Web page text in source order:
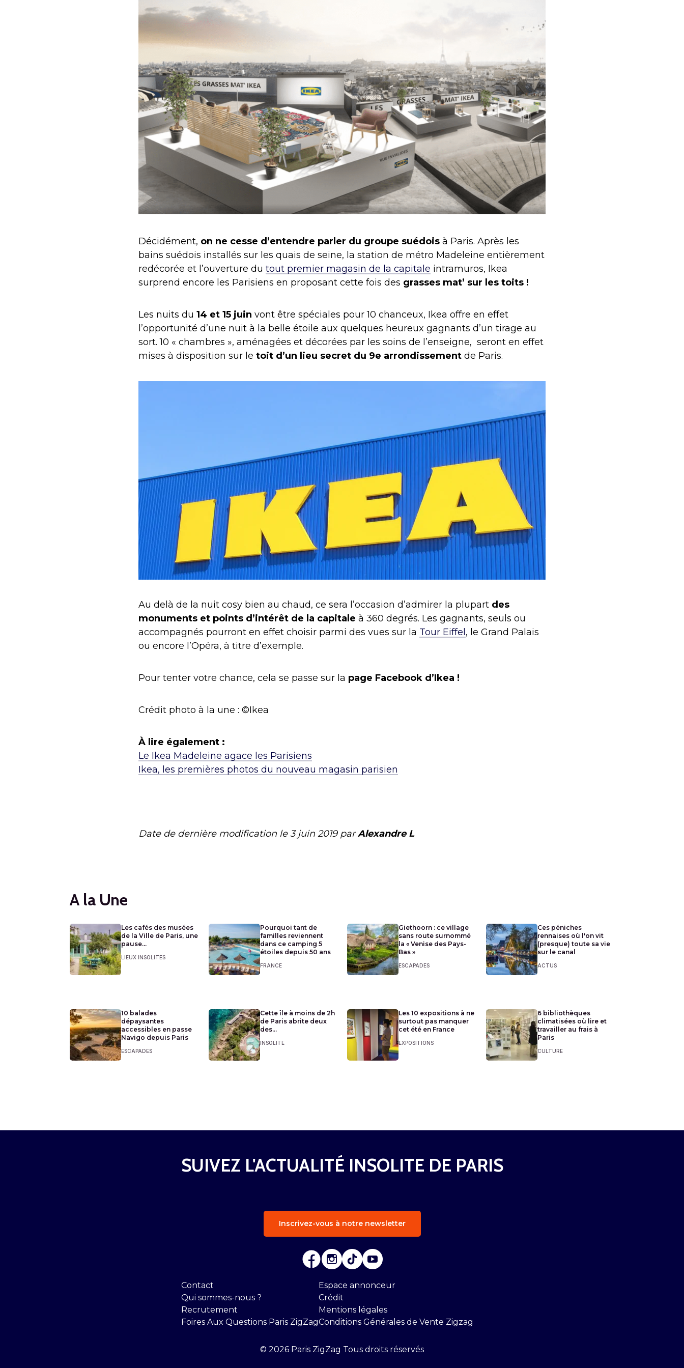
Décidément, on ne cesse d’entendre parler du groupe suédois à Paris. Après les
bains suédois installés sur les quais de seine, la station de métro Madeleine entièrement
redécorée et l’ouverture du tout premier magasin de la capitale intramuros, Ikea
surprend encore les Parisiens en proposant cette fois des grasses mat’ sur les toits !
Les nuits du 14 et 15 juin vont être spéciales pour 10 chanceux, Ikea offre en effet
l’opportunité d’une nuit à la belle étoile aux quelques heureux gagnants d’un tirage au
sort. 10 « chambres », aménagées et décorées par les soins de l’enseigne, seront en effet
mises à disposition sur le toit d’un lieu secret du 9e arrondissement de Paris.
Au delà de la nuit cosy bien au chaud, ce sera l’occasion d’admirer la plupart des
monuments et points d’intérêt de la capitale à 360 degrés. Les gagnants, seuls ou
accompagnés pourront en effet choisir parmi des vues sur la Tour Eiffel , le Grand Palais
ou encore l’Opéra, à titre d’exemple.
Pour tenter votre chance, cela se passe sur la page Facebook d’Ikea !
Crédit photo à la une : ©Ikea
À lire également :
Le Ikea Madeleine agace les Parisiens
Ikea, les premières photos du nouveau magasin parisien
Date de dernière modification le3 juin 2019 parAlexandre L
A la Une
Les cafés des musées
de la Ville de Paris, une
pause...
LIEUX INSOLITES
Pourquoi tant de
familles reviennent
dans ce camping 5
étoiles depuis 50 ans
FRANCE
Giethoorn : ce village
sans route surnommé
la « Venise des Pays-
Bas »
ESCAPADES
Ces péniches
rennaises où l'on vit
(presque) toute sa vie
sur le canal
ACTUS
10 balades
dépaysantes
accessibles en passe
Navigo depuis Paris
ESCAPADES
Cette île à moins de 2h
de Paris abrite deux
des...
INSOLITE
Les 10 expositions à ne
surtout pas manquer
cet été en France
EXPOSITIONS
6 bibliothèques
climatisées où lire et
travailler au frais à
Paris
CULTURE
SUIVEZ L'ACTUALITÉ INSOLITE DE PARIS
Inscrivez-vous à notre newsletter
Contact
Qui sommes-nous ?
Recrutement
Foires Aux Questions Paris ZigZag
Espace annonceur
Crédit
Mentions légales
Conditions Générales de Vente Zigzag
© 2026 Paris ZigZag Tous droits réservés